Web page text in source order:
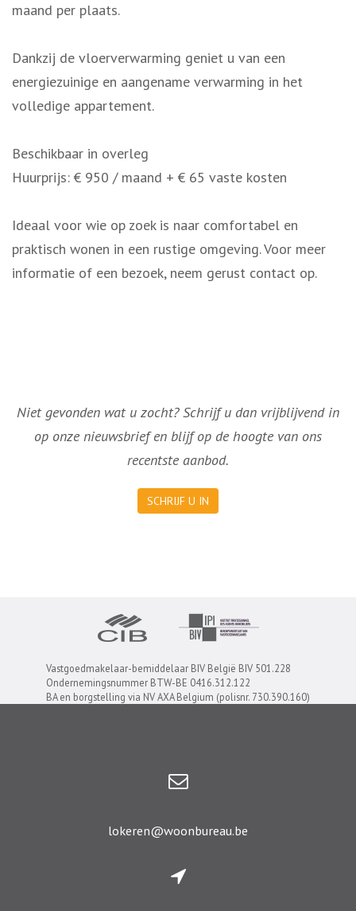
maand per plaats.
Dankzij de vloerverwarming geniet u van een
energiezuinige en aangename verwarming in het
volledige appartement.
Beschikbaar in overleg
Huurprijs: € 950 / maand + € 65 vaste kosten
Ideaal voor wie op zoek is naar comfortabel en
praktisch wonen in een rustige omgeving. Voor meer
informatie of een bezoek, neem gerust contact op.
Niet gevonden wat u zocht? Schrijf u dan vrijblijvend in
op onze nieuwsbrief en blijf op de hoogte van ons
recentste aanbod.
SCHRIJF U IN
Vastgoedmakelaar-bemiddelaar BIV België BIV 501.228
Ondernemingsnummer BTW-BE 0416.312.122
BA en borgstelling via NV AXA Belgium (polisnr. 730.390.160)
lokeren@woonbureau.be